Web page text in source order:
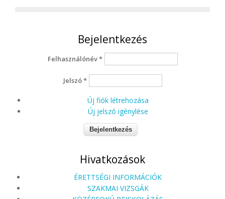
Bejelentkezés
Felhasználónév*
Jelszó*
Új fiók létrehozása
Új jelszó igénylése
Hivatkozások
ÉRETTSÉGI INFORMÁCIÓK
SZAKMAI VIZSGÁK